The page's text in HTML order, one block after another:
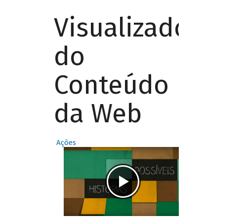
Visualizador
do
Conteúdo
da Web
Ações